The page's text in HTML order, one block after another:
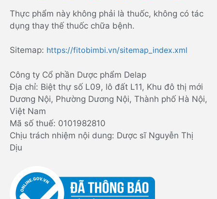
Thực phẩm này không phải là thuốc, không có tác
dụng thay thế thuốc chữa bệnh.
Sitemap: https://fitobimbi.vn/sitemap_index.xml
Công ty Cổ phần Dược phẩm Delap
Địa chỉ: Biệt thự số L09, lô đất L11, Khu đô thị mới
Dương Nội, Phường Dương Nội, Thành phố Hà Nội,
Việt Nam
Mã số thuế: 0101982810
Chịu trách nhiệm nội dung: Dược sĩ Nguyễn Thị
Dịu